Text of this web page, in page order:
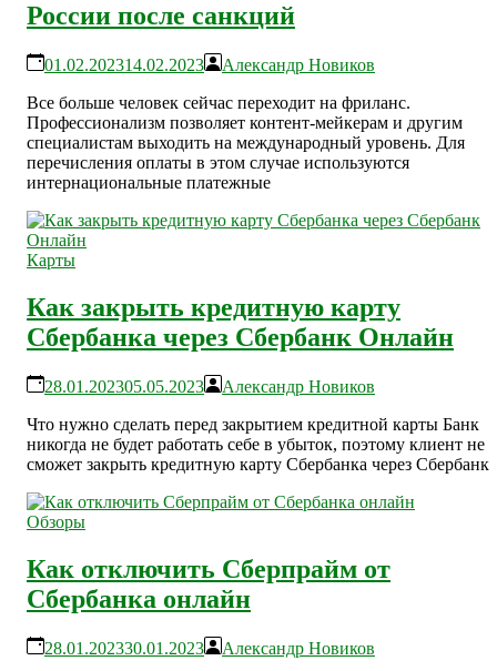
России после санкций
01.02.202314.02.2023
Александр Новиков
Все больше человек сейчас переходит на фриланс.
Профессионализм позволяет контент-мейкерам и другим
специалистам выходить на международный уровень. Для
перечисления оплаты в этом случае используются
интернациональные платежные
Карты
Как закрыть кредитную карту
Сбербанка через Сбербанк Онлайн
28.01.202305.05.2023
Александр Новиков
Что нужно сделать перед закрытием кредитной карты Банк
никогда не будет работать себе в убыток, поэтому клиент не
сможет закрыть кредитную карту Сбербанка через Сбербанк
Обзоры
Как отключить Сберпрайм от
Сбербанка онлайн
28.01.202330.01.2023
Александр Новиков